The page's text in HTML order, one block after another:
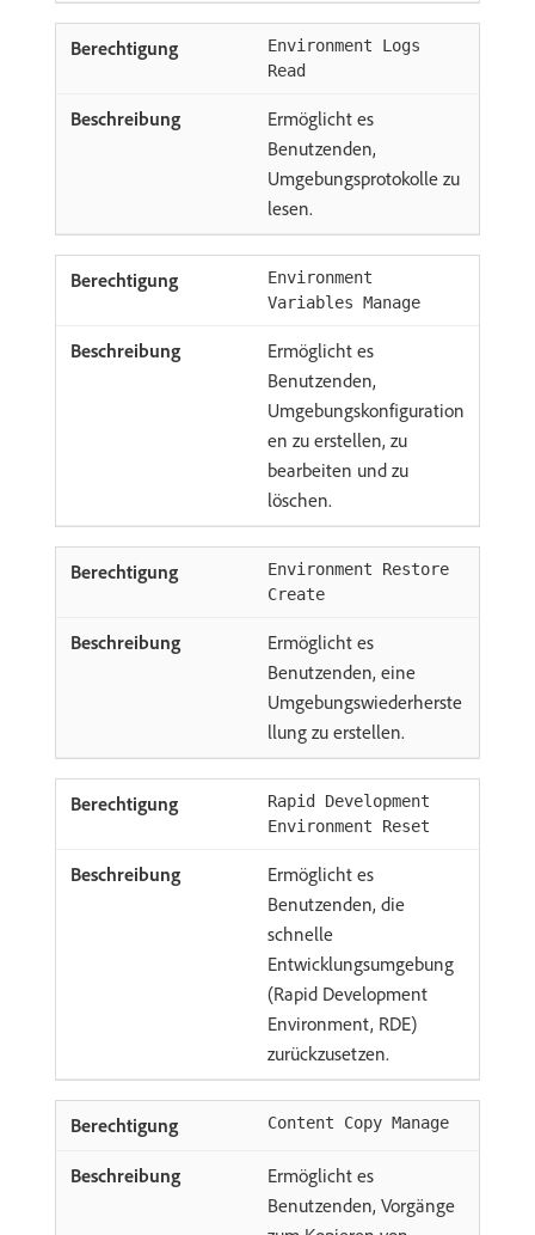
Environment Logs
Read
Ermöglicht es
Benutzenden,
Umgebungsprotokolle zu
lesen.
Environment
Variables Manage
Ermöglicht es
Benutzenden,
Umgebungskonfiguration
en zu erstellen, zu
bearbeiten und zu
löschen.
Environment Restore
Create
Ermöglicht es
Benutzenden, eine
Umgebungswiederherste
llung zu erstellen.
Rapid Development
Environment Reset
Ermöglicht es
Benutzenden, die
schnelle
Entwicklungsumgebung
(Rapid Development
Environment, RDE)
zurückzusetzen.
Content Copy Manage
Ermöglicht es
Benutzenden, Vorgänge